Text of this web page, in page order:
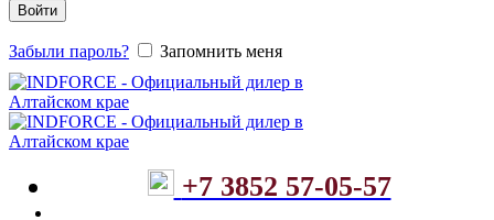
Войти
Забыли пароль? Запомнить меня
+7 3852 57-05-57